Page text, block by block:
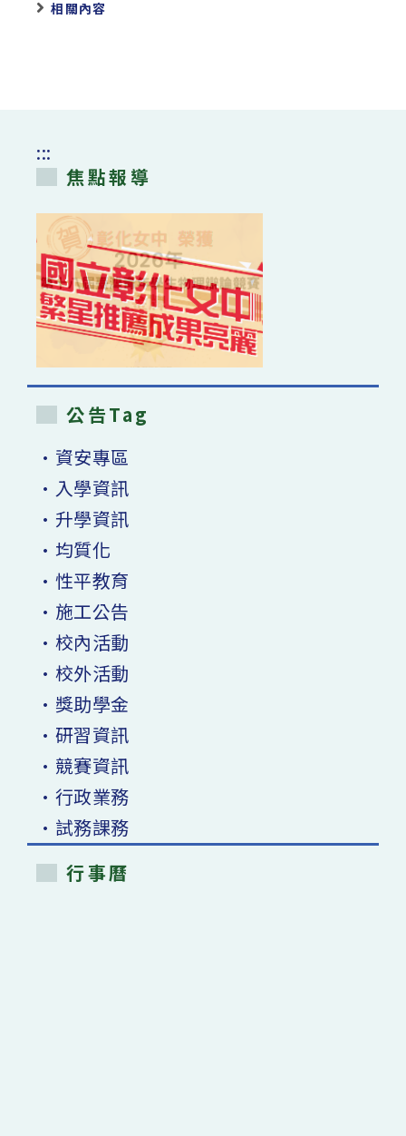
相關內容
:::
焦點報導
公告Tag
•資安專區
•入學資訊
•升學資訊
•均質化
•性平教育
•施工公告
•校內活動
•校外活動
•獎助學金
•研習資訊
•競賽資訊
•行政業務
•試務課務
行事曆